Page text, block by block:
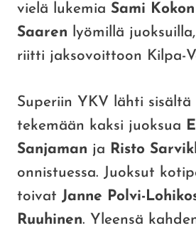
vielä lukemia Sami Kokon
Saaren lyömillä
riitti jaksovoittoon Kilpa-
Superiin YKV lähti sisältä
tekemään kaksi juoksua
Sanjaman ja
Risto
onnistuessa. Juoksut
toivat Janne Polvi-
Ruuhinen. Yleensä